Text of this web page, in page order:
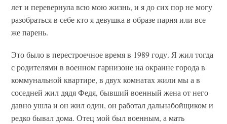
лет и перевернула всю мою жизнь, и я до сих пор не могу
разобраться в себе кто я девушка в образе парня или все
же парень.
Это было в перестроечное время в 1989 году. Я жил тогда
с родителями в военном гарнизоне на окраине города в
коммунальной квартире, в двух комнатах жили мы а в
соседней жил дядя Федя, бывший военный жена от него
давно ушла и он жил один, он работал дальнабойщиком и
редко бывал дома. Отец мой был военным, а мать